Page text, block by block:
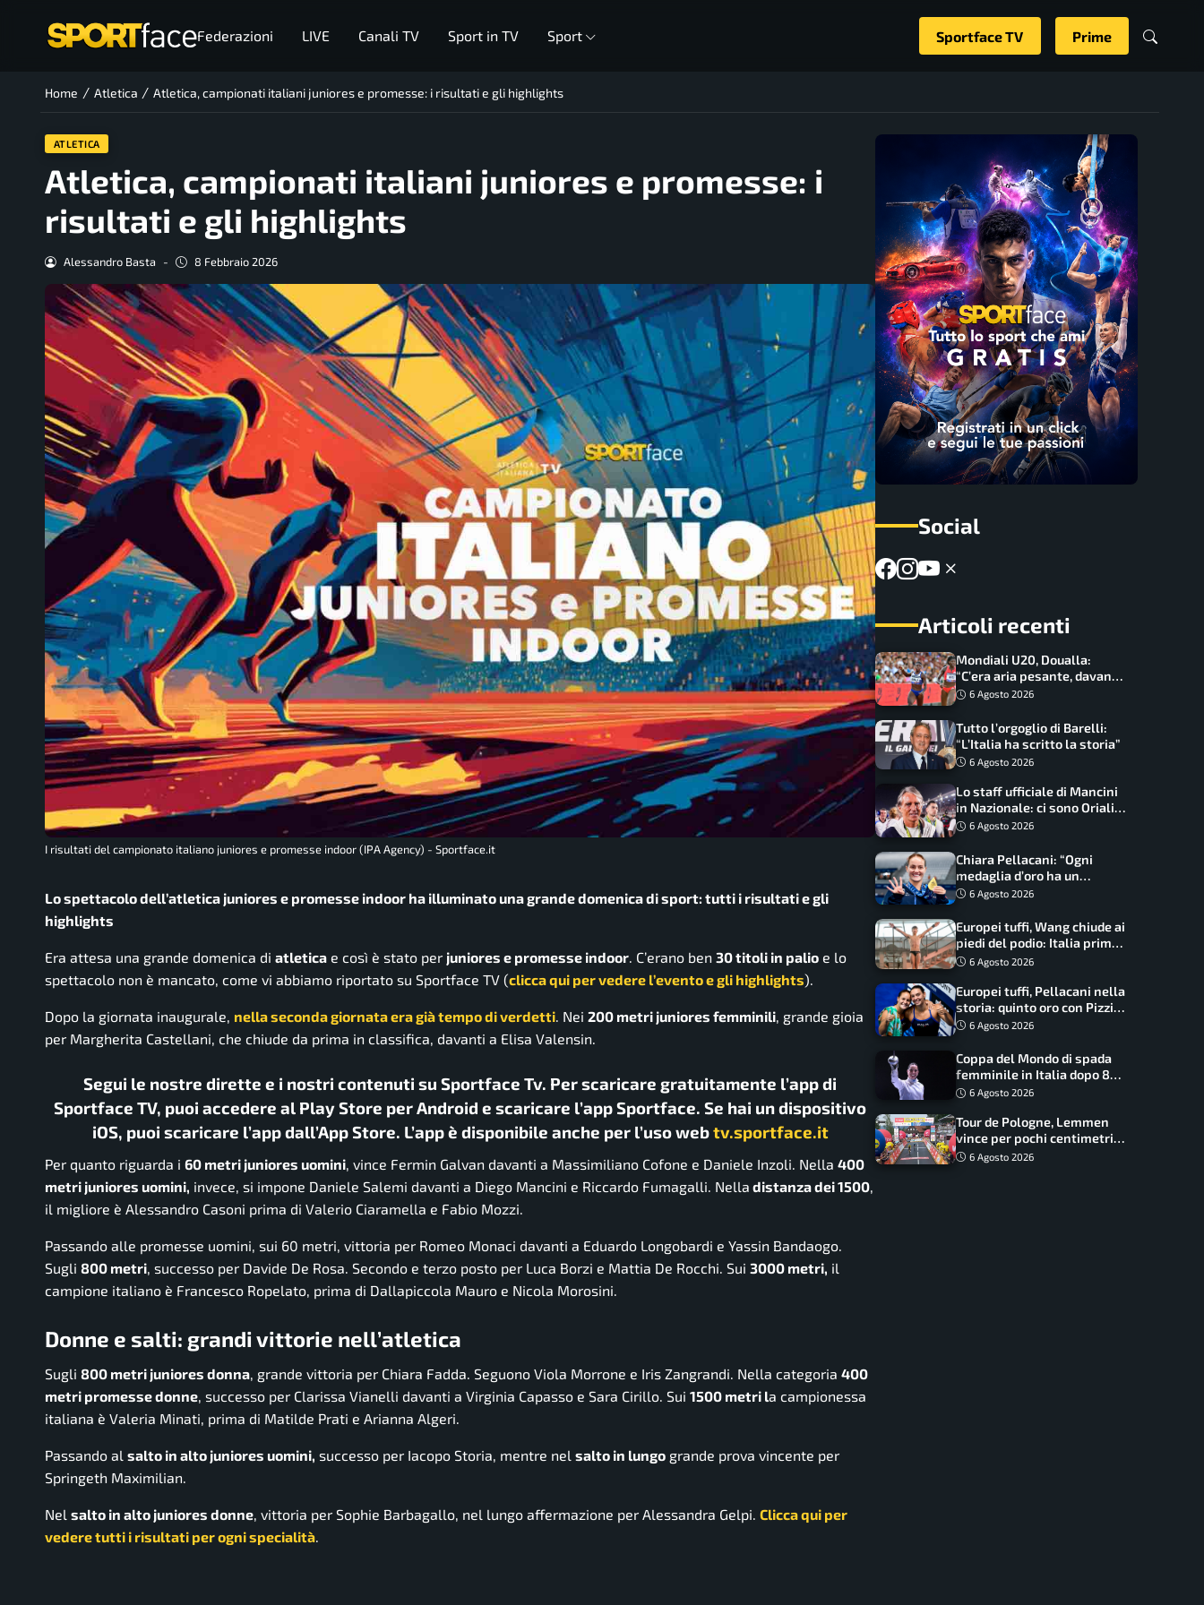
Federazioni LIVE Canali TV Sport in TV Sport Sportface TV Prime
Home / Atletica / Atletica, campionati italiani juniores e promesse: i risultati e gli highlights
ATLETICA
Atletica, campionati italiani juniores e promesse: i
risultati e gli highlights
Alessandro Basta - 8 Febbraio 2026
I risultati del campionato italiano juniores e promesse indoor (IPA Agency) - Sportface.it
Lo spettacolo dell’atletica juniores e promesse indoor ha illuminato una grande domenica di sport: tutti i risultati e gli
highlights
Era attesa una grande domenica di atletica e così è stato per juniores e promesse indoor. C’erano ben 30 titoli in palio e lo
spettacolo non è mancato, come vi abbiamo riportato su Sportface TV (clicca qui per vedere l’evento e gli highlights).
Dopo la giornata inaugurale, nella seconda giornata era già tempo di verdetti. Nei 200 metri juniores femminili, grande gioia
per Margherita Castellani, che chiude da prima in classifica, davanti a Elisa Valensin.
Segui le nostre dirette e i nostri contenuti su Sportface Tv. Per scaricare gratuitamente l’app di
Sportface TV, puoi accedere al Play Store per Android e scaricare l’app Sportface. Se hai un dispositivo
iOS, puoi scaricare l’app dall’App Store. L’app è disponibile anche per l’uso webtv.sportface.it
Per quanto riguarda i 60 metri juniores uomini , vince Fermin Galvan davanti a Massimiliano Cofone e Daniele Inzoli. Nella 400
metri juniores uomini, invece, si impone Daniele Salemi davanti a Diego Mancini e Riccardo Fumagalli. Nella distanza dei 1500
il migliore è Alessandro Casoni prima di Valerio Ciaramella e Fabio Mozzi.
Passando alle promesse uomini, sui 60 metri, vittoria per Romeo Monaci davanti a Eduardo Longobardi e Yassin Bandaogo.
Sugli 800 metri , successo per Davide De Rosa. Secondo e terzo posto per Luca Borzi e Mattia De Rocchi. Sui 3000 metri, il
campione italiano è Francesco Ropelato, prima di Dallapiccola Mauro e Nicola Morosini.
Donne e salti: grandi vittorie nell’atletica
Sugli 800 metri juniores donna, grande vittoria per Chiara Fadda. Seguono Viola Morrone e Iris Zangrandi. Nella categoria 400
metri promesse donne, successo per Clarissa Vianelli davanti a Virginia Capasso e Sara Cirillo. Sui 1500 metri la campionessa
italiana è Valeria Minati, prima di Matilde Prati e Arianna Algeri.
Passando al salto in alto juniores uomini, successo per Iacopo Storia, mentre nel salto in lungo grande prova vincente per
Springeth Maximilian.
Nel salto in alto juniores donne, vittoria per Sophie Barbagallo, nel lungo affermazione per Alessandra Gelpi. Clicca qui per
vedere tutti i risultati per ogni specialità.
Social
Articoli recenti
Mondiali U20, Doualla:
“C’era aria pesante, davano
le mascherine! Finale? Non
6 Agosto 2026
Tutto l’orgoglio di Barelli:
“L’Italia ha scritto la storia”
6 Agosto 2026
Lo staff ufficiale di Mancini
in Nazionale: ci sono Oriali e
Bonucci, confermato un
6 Agosto 2026
Chiara Pellacani: “Ogni
medaglia d’oro ha un
significato diverso. Ho fatto
6 Agosto 2026
Europei tuffi, Wang chiude ai
piedi del podio: Italia prima
nel medagliere
6 Agosto 2026
Europei tuffi, Pellacani nella
storia: quinto oro con Pizzini
nel sincro da 3 metri
6 Agosto 2026
Coppa del Mondo di spada
femminile in Italia dopo 8
anni, Alberta Santuccio: “Il
frutti”
6 Agosto 2026
Tour de Pologne, Lemmen
vince per pochi centimetri
su Scaroni: maxi-caduta e
6 Agosto 2026